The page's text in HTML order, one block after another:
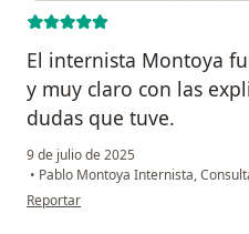
El internista Montoya
y muy claro con las
dudas que tuve.
9 de julio de 2025
• Pablo Montoya Internista,
en opinión del usuario Claudia Elena
Reportar